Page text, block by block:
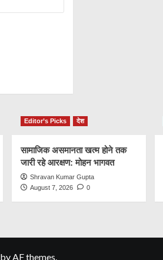
Editor’s Picks देश
सामाजिक असमानता खत्म होने तक
जारी रहे आरक्षण: मोहन भागवत
Shravan Kumar Gupta
August 7, 2026
0
by AF themes.